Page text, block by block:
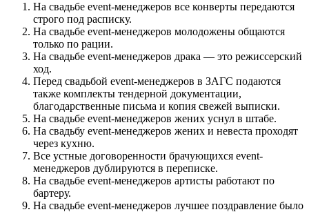
На свадьбе event-менеджеров все конверты передаются
строго под расписку.
На свадьбе event-менеджеров молодожены общаются
только по рации.
На свадьбе event-менеджеров драка — это режиссерский
ход.
Перед свадьбой event-менеджеров в ЗАГС подаются
также комплекты тендерной документации,
благодарственные письма и копия свежей выписки.
На свадьбе event-менеджеров жених уснул в штабе.
На свадьбу event-менеджеров жених и невеста проходят
через кухню.
Все устные договоренности брачующихся event-
менеджеров дублируются в переписке.
На свадьбе event-менеджеров артисты работают по
бартеру.
На свадьбе event-менеджеров лучшее поздравление было